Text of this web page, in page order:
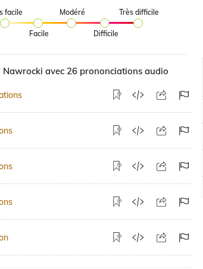
facile
Facile
Modéré
Difficile
Très difficile
avec 26 prononciations audio